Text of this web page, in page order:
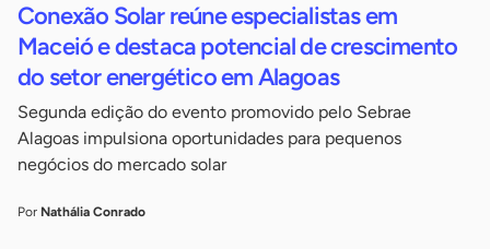
Conexão Solar reúne especialistas em
Maceió e destaca potencial de crescimento
do setor energético em Alagoas
Segunda edição do evento promovido pelo Sebrae
Alagoas impulsiona oportunidades para pequenos
negócios do mercado solar
Por Nathália Conrado